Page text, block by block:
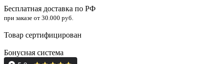
Бесплатная доставка по РФ
при заказе от 30.000 руб.
Товар сертифицирован
Бонусная система